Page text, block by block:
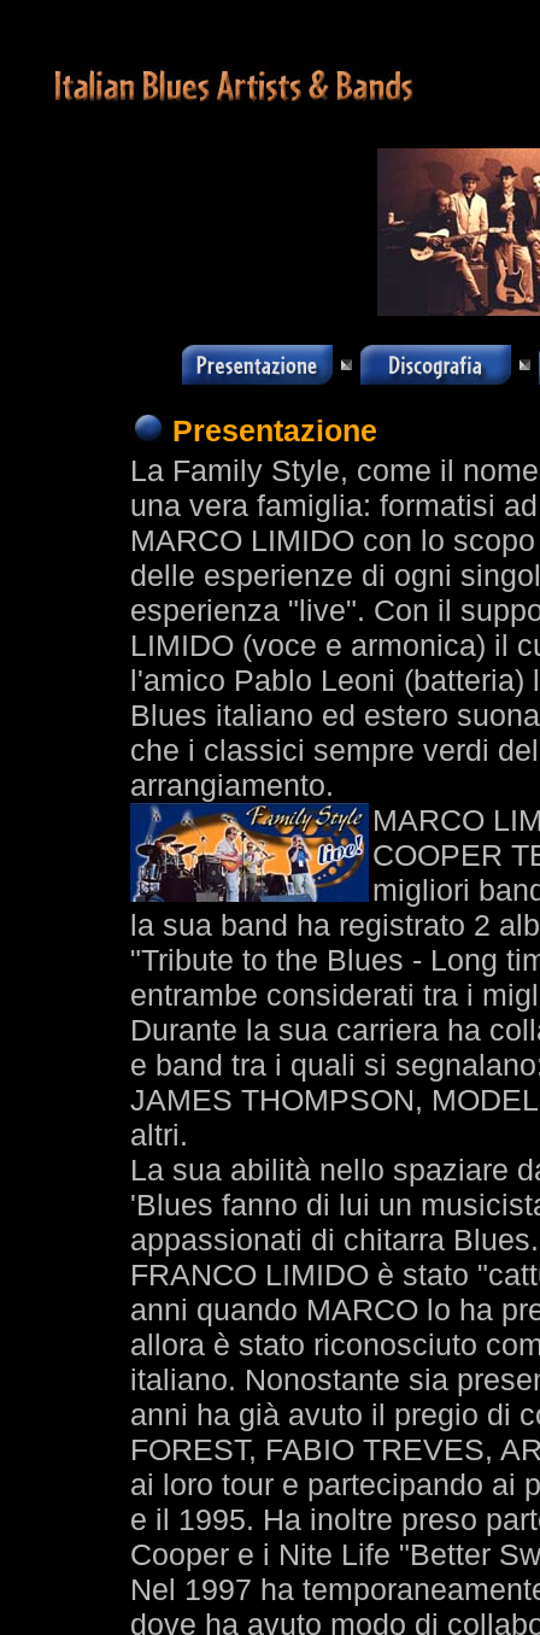
Presentazione
La Family Style, come il
una vera famiglia: formatisi
MARCO LIMIDO con lo
delle esperienze di ogni
esperienza "live". Con il
LIMIDO (voce e armonica) il
l'amico Pablo Leoni
Blues italiano ed estero
che i classici sempre verdi
arrangiamento.
MARCO
COOPER
migliori
la sua band ha registrato 2
"Tribute to the Blues - Long
entrambe considerati tra i
Durante la sua carriera ha
e band tra i quali si
JAMES THOMPSON,
altri.
La sua abilità nello spaziare
'Blues fanno di lui un
appassionati di chitarra Blues.
FRANCO LIMIDO è stato
anni quando MARCO lo ha
allora è stato riconosciuto
italiano. Nonostante sia
anni ha già avuto il pregio di
FOREST, FABIO TREVES,
ai loro tour e partecipando ai
e il 1995. Ha inoltre preso
Cooper e i Nite Life "Better
Nel 1997 ha
dove ha avuto modo di